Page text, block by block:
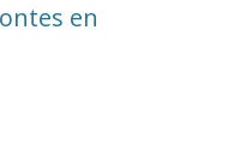
en